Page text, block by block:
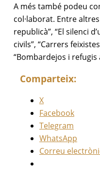
A més també podeu
col·laborat. Entre
republicà”, “El silenci
civils”, “Carrers
“Bombardejos i refugis
Comparteix:
X
Facebook
Telegram
WhatsApp
Correu